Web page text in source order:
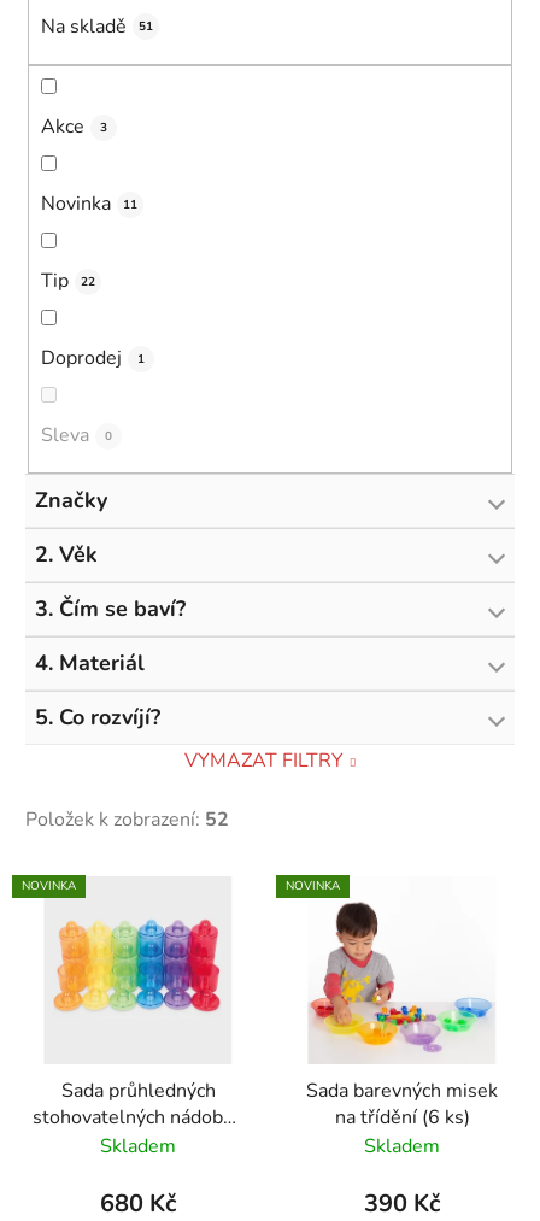
Na skladě 51
Akce 3
Novinka 11
Tip 22
Doprodej 1
Sleva 0
Značky
2. Věk
3. Čím se baví?
4. Materiál
5. Co rozvíjí?
VYMAZAT FILTRY
Položek k zobrazení: 52
V
ý
NOVINKA
Sada průhledných
stohovatelných nádobek
v 6 barvách (18 ks)
Skladem
680 Kč
NOVINKA
Sada barevných misek
na třídění (6 ks)
Skladem
390 Kč